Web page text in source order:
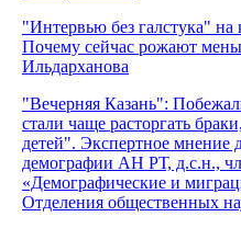
"Интервью без галстука" на
Почему сейчас рожают
Ильдарханова
"Вечерняя Казань":
стали чаще расторгать
детей". Экспертное мнение
демографии АН РТ, д.с.н.,
«Демографические и
Отделения общественных